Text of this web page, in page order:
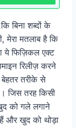
बिना शब्दों के
मेरा मतलाब है कि
ये फिज़िकल एक्ट
रिलीज़ करने
तरीके से
जिस तरह किसी
को गले लगाने
और खुद को थोड़ा